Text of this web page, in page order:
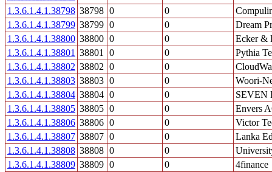
1.3.6.1.4.1.38798 38798 0 0
1.3.6.1.4.1.38799 38799 0 0
Dream
1.3.6.1.4.1.38800 38800 0 0
Ecker &
1.3.6.1.4.1.38801 38801 0 0
Pythia
1.3.6.1.4.1.38802 38802 0 0
1.3.6.1.4.1.38803 38803 0 0
Woori-
1.3.6.1.4.1.38804 38804 0 0
SEVEN
1.3.6.1.4.1.38805 38805 0 0
Envers
1.3.6.1.4.1.38806 38806 0 0
Victor
1.3.6.1.4.1.38807 38807 0 0
Lanka
1.3.6.1.4.1.38808 38808 0 0
1.3.6.1.4.1.38809 38809 0 0
4finance